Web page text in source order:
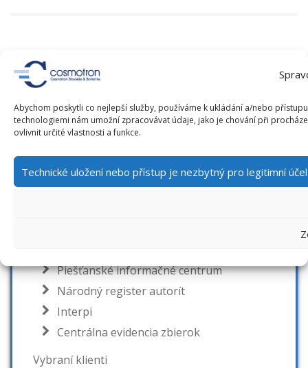
Abychom poskytli co nejlepší služby, používáme k ukládání a/nebo
technologiemi nám umožní zpracovávat údaje, jako je chování při
ovlivnit určité vlastnosti a funkce.
Technické uložení nebo přístup je nezbytný pro legitimní
Napsali o nás
Projekty
ASARP – Automatizovaný systém
analytického rozpisu periodík
Obohatené autority pre múzeá a galérie
Piešťanské informačné centrum
Národný register autorít
Interpi
Centrálna evidencia zbierok
Vybraní klienti